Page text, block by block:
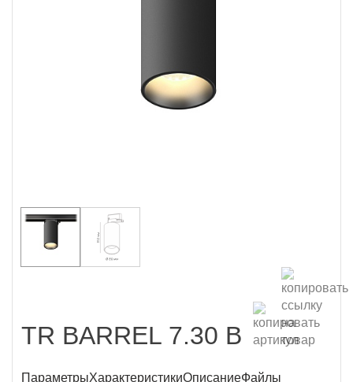
TR BARREL 7.30 B
ПараметрыХарактеристикиОписаниеФайлы